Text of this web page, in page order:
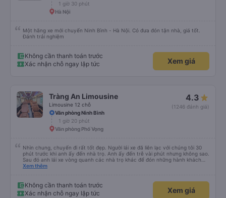
1 giờ 30 phút
Hà Nội
Một hãng xe mới chuyến Ninh Bình - Hà Nội. Có đưa đón tận nhà, giá tốt.
Đánh trải nghiệm
Không cần thanh toán trước
Xác nhận chỗ ngay lập tức
Xem giá
Tràng An Limousine
Limousine 12 chỗ
4.3
(1246 đánh giá)
Văn phòng Ninh Bình
1 giờ 20 phút
Văn phòng Phố Vọng
Nhìn chung, chuyến đi rất tốt đẹp. Người lái xe đã liên lạc với chúng tôi 30
phút trước khi anh ấy đến nhà trọ. Anh ấy đến trễ vài phút nhưng không sao.
Sau đó anh lái xe vòng quanh các nhà trọ khác để đón những hành khách
khác. Sau đó anh ấy thả chúng tôi xuống văn phòng, nơi tất cả chúng tôi
thông tin để chúng tôi có chút manh mối về chuyện gì đang xảy ra.
Xem thêm
Không cần thanh toán trước
Xác nhận chỗ ngay lập tức
Xem giá